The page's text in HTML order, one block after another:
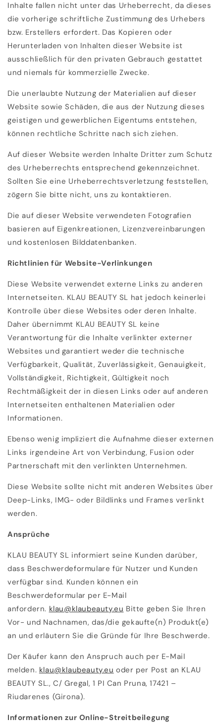
Inhalte fallen nicht unter das Urheberrecht, da dieses
die vorherige schriftliche Zustimmung des Urhebers
bzw. Erstellers erfordert. Das Kopieren oder
Herunterladen von Inhalten dieser Website ist
ausschließlich für den privaten Gebrauch gestattet
und niemals für kommerzielle Zwecke.
Die unerlaubte Nutzung der Materialien auf dieser
Website sowie Schäden, die aus der Nutzung dieses
geistigen und gewerblichen Eigentums entstehen,
können rechtliche Schritte nach sich ziehen.
Auf dieser Website werden Inhalte Dritter zum Schutz
des Urheberrechts entsprechend gekennzeichnet.
Sollten Sie eine Urheberrechtsverletzung feststellen,
zögern Sie bitte nicht, uns zu kontaktieren.
Die auf dieser Website verwendeten Fotografien
basieren auf Eigenkreationen, Lizenzvereinbarungen
und kostenlosen Bilddatenbanken.
Richtlinien für Website-Verlinkungen
Diese Website verwendet externe Links zu anderen
Internetseiten. KLAU BEAUTY SL hat jedoch keinerlei
Kontrolle über diese Websites oder deren Inhalte.
Daher übernimmt KLAU BEAUTY SL keine
Verantwortung für die Inhalte verlinkter externer
Websites und garantiert weder die technische
Verfügbarkeit, Qualität, Zuverlässigkeit, Genauigkeit,
Vollständigkeit, Richtigkeit, Gültigkeit noch
Rechtmäßigkeit der in diesen Links oder auf anderen
Internetseiten enthaltenen Materialien oder
Informationen.
Ebenso wenig impliziert die Aufnahme dieser externen
Links irgendeine Art von Verbindung, Fusion oder
Partnerschaft mit den verlinkten Unternehmen.
Diese Website sollte nicht mit anderen Websites über
Deep-Links, IMG- oder Bildlinks und Frames verlinkt
werden.
Ansprüche
KLAU BEAUTY SL informiert seine Kunden darüber,
dass Beschwerdeformulare für Nutzer und Kunden
verfügbar sind. Kunden können ein
Beschwerdeformular per E-Mail
anfordern. klau@klaubeauty.eu Bitte geben Sie Ihren
Vor- und Nachnamen, das/die gekaufte(n) Produkt(e)
an und erläutern Sie die Gründe für Ihre Beschwerde.
Der Käufer kann den Anspruch auch per E-Mail
melden. klau@klaubeauty.eu oder per Post an KLAU
BEAUTY SL., C/ Gregal, 1 PI Can Pruna, 17421 –
Riudarenes (Girona).
Informationen zur Online-Streitbeilegung